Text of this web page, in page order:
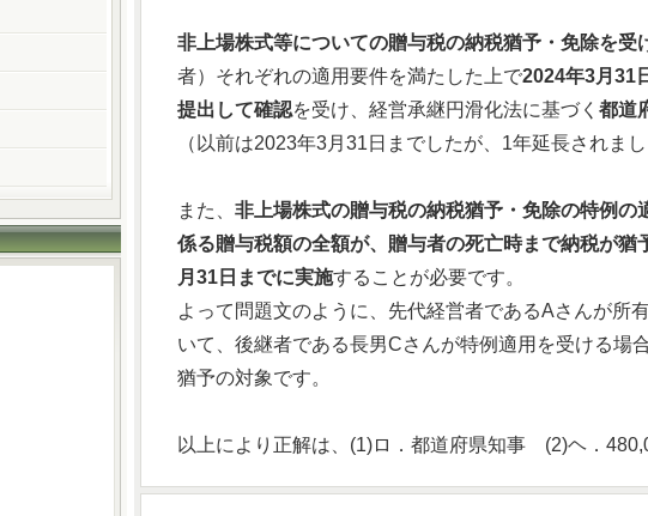
非上場株式等についての贈与税の納税猶予・免除を受
者）それぞれの適用要件を満たした上で2024年3月31
提出して確認を受け、経営承継円滑化法に基づく 都道
（以前は2023年3月31日までしたが、1年延長されま
また、 非上場株式の贈与税の納税猶予・免除の特例
係る贈与税額の全額が、贈与者の死亡時まで納税が猶
月31日までに実施することが必要です。
よって問題文のように、先代経営者であるAさんが所
いて、後継者である長男Cさんが特例適用を受ける場
猶予の対象です。
以上により正解は、(1)ロ．都道府県知事 (2)ヘ．